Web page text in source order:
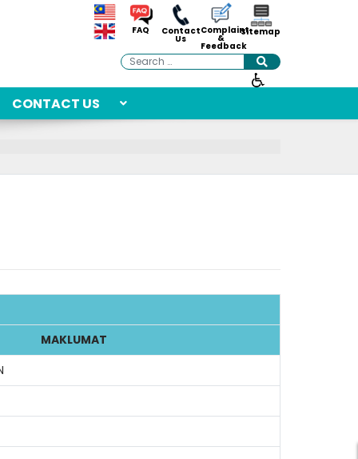
FAQ Contact
Us
Complaint
&
Feedback
Sitemap
Search
CONTACT US
MAKLUMAT